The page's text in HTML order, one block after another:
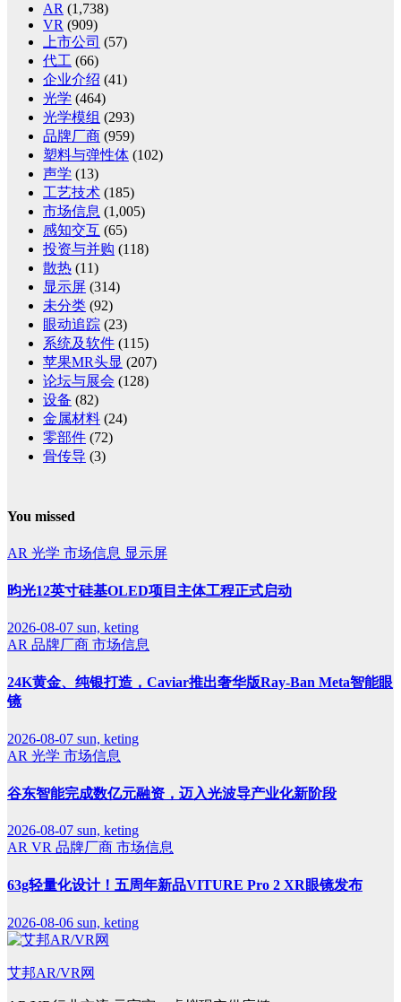
AR (1,738)
VR (909)
上市公司 (57)
代工 (66)
企业介绍 (41)
光学 (464)
光学模组 (293)
品牌厂商 (959)
塑料与弹性体 (102)
声学 (13)
工艺技术 (185)
市场信息 (1,005)
感知交互 (65)
投资与并购 (118)
散热 (11)
显示屏 (314)
未分类 (92)
眼动追踪 (23)
系统及软件 (115)
苹果MR头显 (207)
论坛与展会 (128)
设备 (82)
金属材料 (24)
零部件 (72)
骨传导 (3)
You missed
AR 光学 市场信息 显示屏
昀光12英寸硅基OLED项目主体工程正式启动
2026-08-07 sun, keting
AR 品牌厂商 市场信息
24K黄金、纯银打造，Caviar推出奢华版Ray-Ban Meta智能眼
镜
2026-08-07 sun, keting
AR 光学 市场信息
谷东智能完成数亿元融资，迈入光波导产业化新阶段
2026-08-07 sun, keting
AR VR 品牌厂商 市场信息
63g轻量化设计！五周年新品VITURE Pro 2 XR眼镜发布
2026-08-06 sun, keting
艾邦AR/VR网